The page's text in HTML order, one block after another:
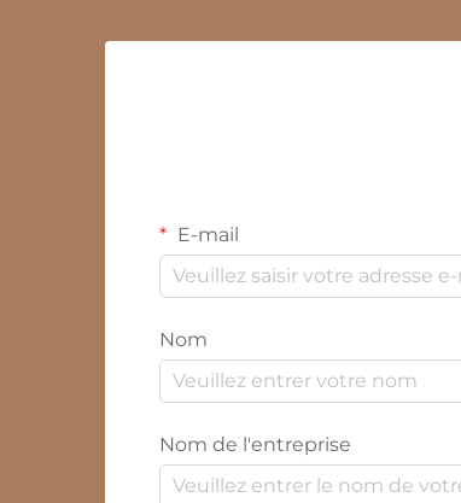
E-mail
Nom
Nom de l'entreprise